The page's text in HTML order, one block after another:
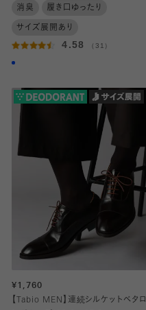
消臭 履き口ゆったり
サイズ展開あり
4.58 （31）
¥1,760
【Tabio MEN】連続シルケットベタロ